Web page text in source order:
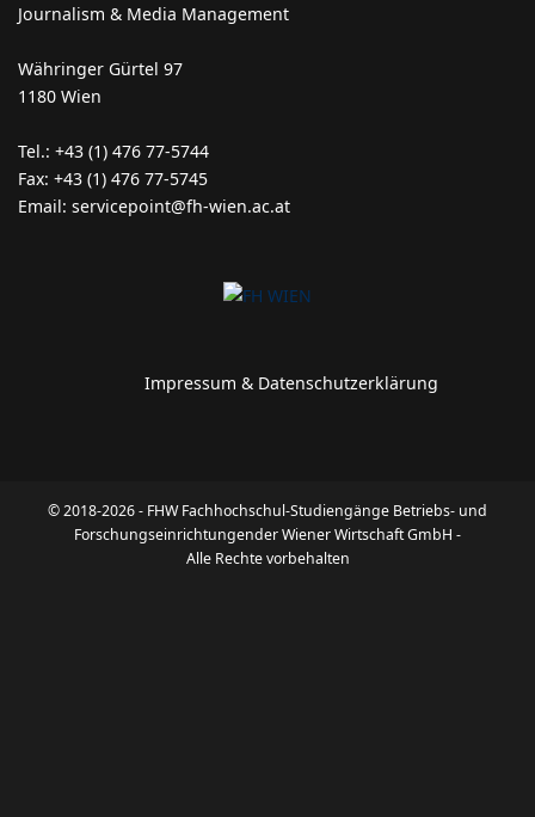
Journalism & Media Management
Währinger Gürtel 97
1180 Wien
Tel.: +43 (1) 476 77-5744
Fax: +43 (1) 476 77-5745
Email: servicepoint@fh-wien.ac.at
Impressum & Datenschutzerklärung
© 2018-2026 - FHW Fachhochschul-Studiengänge Betriebs- und
Forschungseinrichtungender Wiener Wirtschaft GmbH -
Alle Rechte vorbehalten